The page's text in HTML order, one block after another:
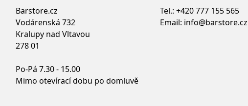
Barstore.cz
Vodárenská 732
Kralupy nad Vltavou
278 01
Po-Pá 7.30 - 15.00
Mimo otevírací dobu po domluvě
Tel.:+420 777 155 565
Email: info@barstore.cz